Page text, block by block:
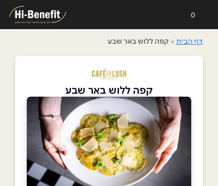
0
דף הבית > קפה ללוש באר שבע
קפה ללוש באר שבע